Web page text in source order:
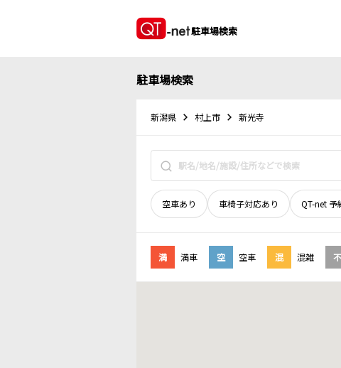
駐車場検索
駐車場検索
新潟県 村上市 新光寺
空車あり 車椅子対応あり QT-net 予
満 満車 空 空車 混 混雑 不